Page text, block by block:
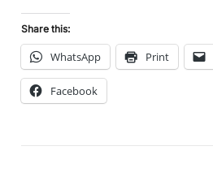
Share this:
WhatsApp Print
Facebook